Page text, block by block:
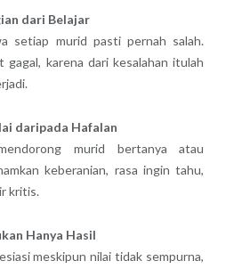
dari Belajar
setiap murid pasti pernah salah.
gagal, karena dari kesalahan itulah
daripada Hafalan
murid bertanya atau
keberanian, rasa ingin tahu,
kritis.
Hanya Hasil
meskipun nilai tidak sempurna,